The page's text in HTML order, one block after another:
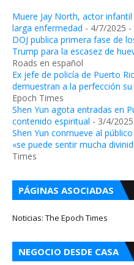
Muere Jay North, actor
larga enfermedad - 4/7/2025 -
DOJ publica primera fase de
Trump para la escasez de
Roads en español
Ex jefe de policía de Puerto
demuestran a la perfección
Epoch Times
Shen Yun agota entradas en
contenido espiritual - 3/4/2025
Shen Yun conmueve al
«se puede sentir mucha
Times
PÁGINAS ASOCIADAS
Noticias: The Epoch Times
NEGOCIO DESDE CASA